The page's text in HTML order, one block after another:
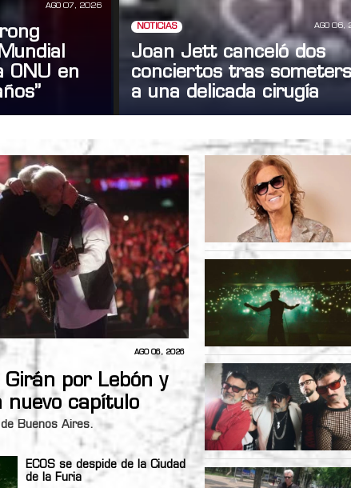
AGO 07, 2026
ONU en
NOTICIAS AGO 06,
Joan Jett canceló dos
conciertos tras
a una delicada cirugía
AGO 06, 2026
Girán por Lebón y
nuevo capítulo
Buenos Aires.
ECOS se despide de la Ciudad
de la Furia